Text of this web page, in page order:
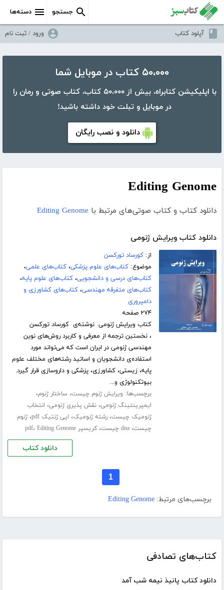
دسته‌ها جستجو
آپلود کتاب ورود / ثبت نام
۵۰،۰۰۰ کتاب در موبایل شما
با اپلیکیشن کتابراه، بیش از ۵۰،۰۰۰ کتاب، کتاب صوتی و رمان را
در موبایل و تبلت خود داشته باشید!
دانلود و نصب رایگان
کتاب‌های تصادفی
دانلود کتاب پانیذ نیمه شب آمد
Editing Genome
دانلود کتاب و کتاب صوتی‌های مرتبط با Editing Genome
دانلود کتاب ویرایش ژنومی
از:کورساد تورکسن
موضوع:کتاب‌های علوم پزشکی،کتاب‌های علمی،
کتاب‌های درسی و دانشجویی،کتاب‌های علوم پایه،
کتاب‌های متفرقه مهندسی،کتاب‌های کشاورزی و
دامپروری
۲۷۴ صفحه
کتاب ویرایش ژنومی نوشته‌ی کورساد تورکسن
، نخستین ترجمه از معرفی و کاربرد روش‌های نوین
مهندسی ژنومی در ایران است که می‌تواند مورد
استفاده‌ی دانشجویان و اساتید رشته‌های مختلف علوم
پایه، زیستی، کشاورزی، پزشکی و داروسازی قرار گیرد.
بیوتکنولوژی و...
برچسب‌ها: ویرایش ژنوم چیست، ساختار ژنوم،
ایمپرینتینگ ژنومی،نقش پذیری ژنومی، انتخاب
ژنومیک چیست،رشته ژنومیک، اپی ژنتیک pdf ،ژنوم
چیست،dna چیست ،کریسپر pdf ، Editing Genome
دانلود کتاب
1
برچسب‌های مرتبط: Editing Genome